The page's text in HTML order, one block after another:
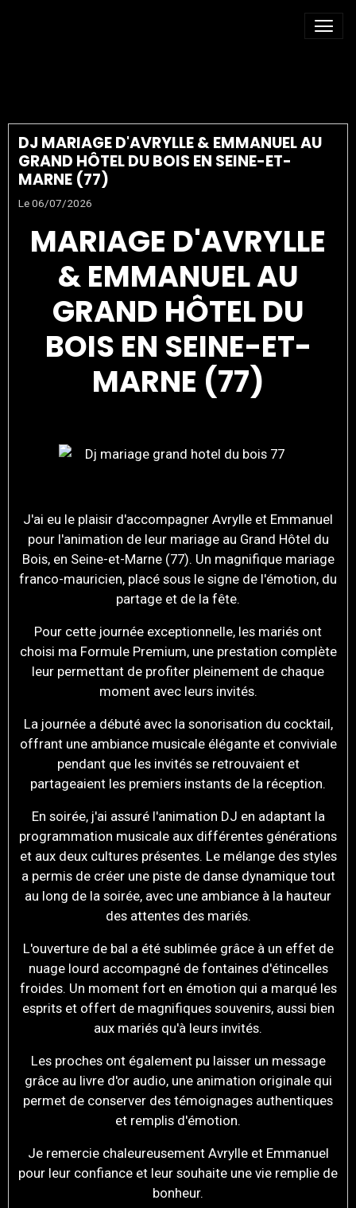
DJ MARIAGE D'AVRYLLE & EMMANUEL AU
GRAND HÔTEL DU BOIS EN SEINE-ET-
MARNE (77)
Le 06/07/2026
MARIAGE D'AVRYLLE
& EMMANUEL AU
GRAND HÔTEL DU
BOIS EN SEINE-ET-
MARNE (77)
J'ai eu le plaisir d'accompagner Avrylle et Emmanuel
pour l'animation de leur mariage au Grand Hôtel du
Bois, en Seine-et-Marne (77). Un magnifique mariage
franco-mauricien, placé sous le signe de l'émotion, du
partage et de la fête.
Pour cette journée exceptionnelle, les mariés ont
choisi ma Formule Premium, une prestation complète
leur permettant de profiter pleinement de chaque
moment avec leurs invités.
La journée a débuté avec la sonorisation du cocktail,
offrant une ambiance musicale élégante et conviviale
pendant que les invités se retrouvaient et
partageaient les premiers instants de la réception.
En soirée, j'ai assuré l'animation DJ en adaptant la
programmation musicale aux différentes générations
et aux deux cultures présentes. Le mélange des styles
a permis de créer une piste de danse dynamique tout
au long de la soirée, avec une ambiance à la hauteur
des attentes des mariés.
L'ouverture de bal a été sublimée grâce à un effet de
nuage lourd accompagné de fontaines d'étincelles
froides. Un moment fort en émotion qui a marqué les
esprits et offert de magnifiques souvenirs, aussi bien
aux mariés qu'à leurs invités.
Les proches ont également pu laisser un message
grâce au livre d'or audio, une animation originale qui
permet de conserver des témoignages authentiques
et remplis d'émotion.
Je remercie chaleureusement Avrylle et Emmanuel
pour leur confiance et leur souhaite une vie remplie de
bonheur.